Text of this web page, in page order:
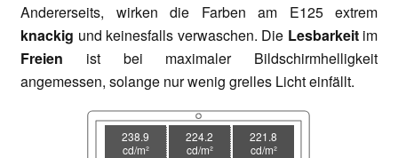
Andererseits, wirken die Farben am E125 extrem
knackig und keinesfalls verwaschen. Die Lesbarkeitim
Freien ist bei maximaler Bildschirmhelligkeit
angemessen, solange nur wenig grelles Licht einfällt.
238.9
cd/m²
224.2
cd/m²
221.8
cd/m²